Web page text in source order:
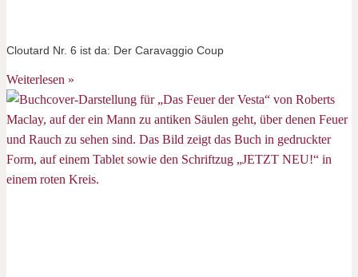
Cloutard Nr. 6 ist da: Der Caravaggio Coup
Weiterlesen »